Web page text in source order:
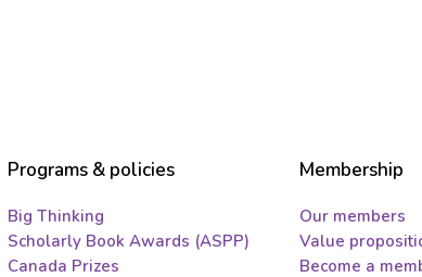
Programs & policies
Big Thinking
Scholarly Book Awards (ASPP)
Canada Prizes
Membership
Our members
Value
Become a